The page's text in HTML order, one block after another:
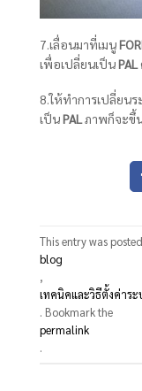
7.เลื่อนมาที่เมนู
เพื่อเปลี่ยนเป็นPAL
8.ให้ทำการเปลี่ยนร
เป็นPALภาพก็จะขึ้
This entry was
blog
,
เทคนิคและวิธีตั้งค่าระ
. Bookmark the
permalink
.